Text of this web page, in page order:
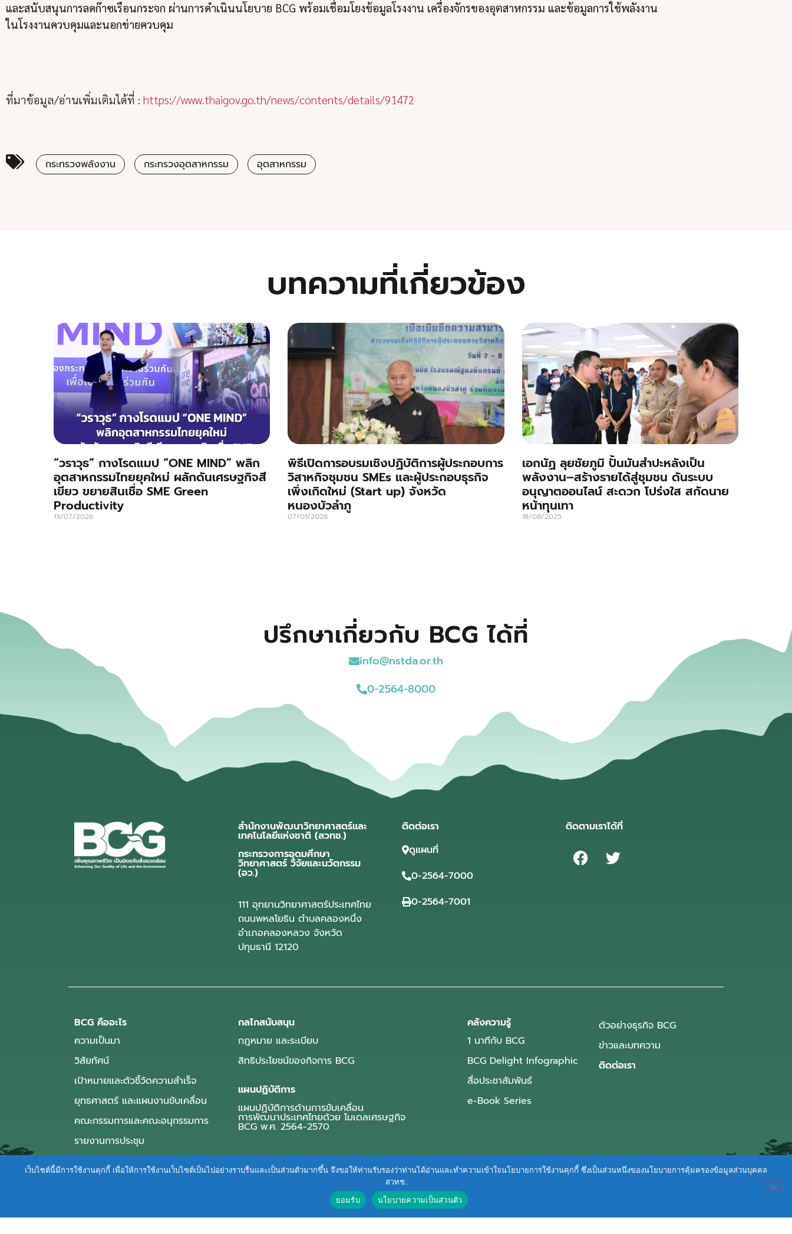
และสนับสนุนการลดก๊าซเรือนกระจก ผ่านการดำเนินนโยบาย BCG พร้อมเชื่อมโยงข้อมูลโรงงาน เครื่องจักรของอุตสาหกรรม และข้อมูลการใช้พลังงาน
ในโรงงานควบคุมและนอกข่ายควบคุม
ที่มาข้อมูล/อ่านเพิ่มเติมได้ที่ : https://www.thaigov.go.th/news/contents/details/91472
กระทรวงพลังงาน กระทรวงอุตสาหกรรม อุตสาหกรรม
บทความที่เกี่ยวข้อง
“วราวุธ” กางโรดแมป “ONE MIND” พลิก
อุตสาหกรรมไทยยุคใหม่ ผลักดันเศรษฐกิจสี
เขียว ขยายสินเชื่อ SME Green
Productivity
13/07/2026
พิธีเปิดการอบรมเชิงปฏิบัติการผู้ประกอบการ
วิสาหกิจชุมชน SMEs และผู้ประกอบธุรกิจ
เพิ่งเกิดใหม่ (Start up) จังหวัด
หนองบัวลำภู
07/01/2026
เอกนัฏ ลุยชัยภูมิ ปั้นมันสำปะหลังเป็น
พลังงาน–สร้างรายได้สู่ชุมชน ดันระบบ
อนุญาตออนไลน์ สะดวก โปร่งใส สกัดนาย
หน้าทุนเทา
18/08/2025
ปรึกษาเกี่ยวกับ BCG ได้ที่
info@nstda.or.th
0-2564-8000
สำนักงานพัฒนาวิทยาศาสตร์และ
เทคโนโลยีแห่งชาติ (สวทช.)
กระทรวงการอุดมศึกษา
วิทยาศาสตร์ วิจัยและนวัตกรรม
(อว.)
111 อุทยานวิทยาศาสตร์ประเทศไทย
ถนนพหลโยธิน ตำบลคลองหนึ่ง
อำเภอคลองหลวง จังหวัด
ปทุมธานี 12120
ติดต่อเรา
ดูแผนที่
0-2564-7000
0-2564-7001
ติดตามเราได้ที่
BCG คืออะไร
ความเป็นมา
วิสัยทัศน์
เป้าหมายและตัวชี้วัดความสำเร็จ
ยุทธศาสตร์ และแผนงานขับเคลื่อน
คณะกรรมการและคณะอนุกรรมการ
รายงานการประชุม
กลไกสนับสนุน
กฎหมาย และระเบียบ
สิทธิประโยชน์ของกิจการ BCG
แผนปฏิบัติการ
แผนปฏิบัติการด้านการขับเคลื่อน
การพัฒนาประเทศไทยด้วย โมเดลเศรษฐกิจ
BCG พ.ศ. 2564-2570
คลังความรู้
1 นาทีกับ BCG
BCG Delight Infographic
สื่อประชาสัมพันธ์
e-Book Series
ตัวอย่างธุรกิจ BCG
ข่าวและบทความ
ติดต่อเรา
เว็บไซต์นี้มีการใช้งานคุกกี้ เพื่อให้การใช้งานเว็บไซต์เป็นไปอย่างราบรื่นและเป็นส่วนตัวมากขึ้น จึงขอให้ท่านรับรองว่าท่านได้อ่านและทำความเข้าใจนโยบายการใช้งานคุกกี้ ซึ่งเป็นส่วนหนึ่งของนโยบายการคุ้มครองข้อมูลส่วนบุคคล
สวทช.
ยอมรับ
นโยบายความเป็นส่วนตัว